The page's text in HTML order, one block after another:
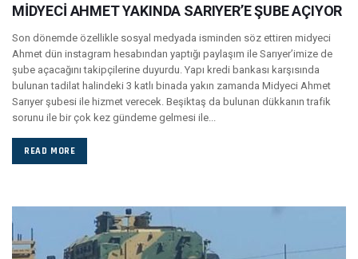
MİDYECİ AHMET YAKINDA SARIYER’E ŞUBE AÇIYOR
Son dönemde özellikle sosyal medyada isminden söz ettiren midyeci
Ahmet dün instagram hesabından yaptığı paylaşım ile Sarıyer’imize de
şube açacağını takipçilerine duyurdu. Yapı kredi bankası karşısında
bulunan tadilat halindeki 3 katlı binada yakın zamanda Midyeci Ahmet
Sarıyer şubesi ile hizmet verecek. Beşiktaş da bulunan dükkanın trafik
sorunu ile bir çok kez gündeme gelmesi ile...
READ MORE